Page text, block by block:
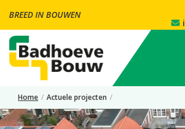
BREED IN BOUWEN
Home / Actuele projecten /
Woningbouw project in ontwikkeling te